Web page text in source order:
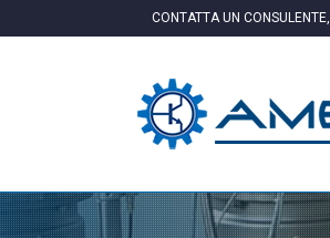
CONTATTA UN CONSULENTE,